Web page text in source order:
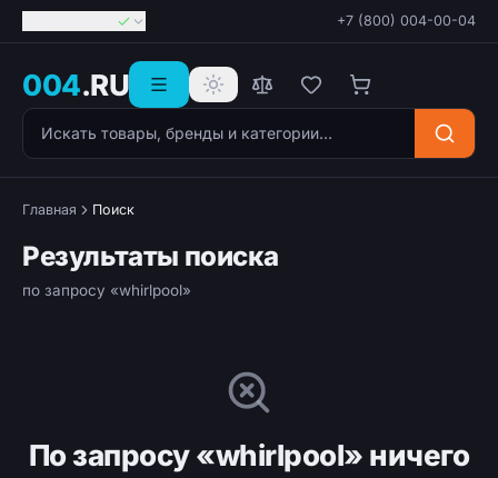
+7 (800) 004-00-04
004.RU
Поиск товаров
Главная Поиск
Результаты поиска
по запросу «whirlpool»
По запросу «whirlpool» ничего